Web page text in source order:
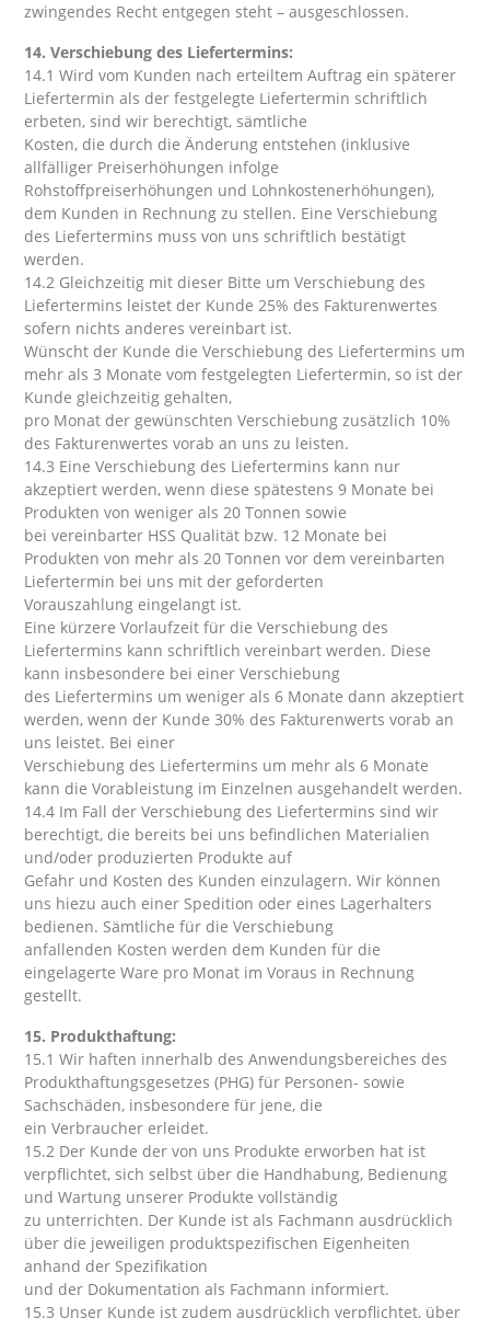
zwingendes Recht entgegen steht – ausgeschlossen.
14. Verschiebung des Liefertermins:
14.1 Wird vom Kunden nach erteiltem Auftrag ein späterer
Liefertermin als der festgelegte Liefertermin schriftlich
erbeten, sind wir berechtigt, sämtliche
Kosten, die durch die Änderung entstehen (inklusive
allfälliger Preiserhöhungen infolge
Rohstoffpreiserhöhungen und Lohnkostenerhöhungen),
dem Kunden in Rechnung zu stellen. Eine Verschiebung
des Liefertermins muss von uns schriftlich bestätigt
werden.
14.2 Gleichzeitig mit dieser Bitte um Verschiebung des
Liefertermins leistet der Kunde 25% des Fakturenwertes
sofern nichts anderes vereinbart ist.
Wünscht der Kunde die Verschiebung des Liefertermins um
mehr als 3 Monate vom festgelegten Liefertermin, so ist der
Kunde gleichzeitig gehalten,
pro Monat der gewünschten Verschiebung zusätzlich 10%
des Fakturenwertes vorab an uns zu leisten.
14.3 Eine Verschiebung des Liefertermins kann nur
akzeptiert werden, wenn diese spätestens 9 Monate bei
Produkten von weniger als 20 Tonnen sowie
bei vereinbarter HSS Qualität bzw. 12 Monate bei
Produkten von mehr als 20 Tonnen vor dem vereinbarten
Liefertermin bei uns mit der geforderten
Vorauszahlung eingelangt ist.
Eine kürzere Vorlaufzeit für die Verschiebung des
Liefertermins kann schriftlich vereinbart werden. Diese
kann insbesondere bei einer Verschiebung
des Liefertermins um weniger als 6 Monate dann akzeptiert
werden, wenn der Kunde 30% des Fakturenwerts vorab an
uns leistet. Bei einer
Verschiebung des Liefertermins um mehr als 6 Monate
kann die Vorableistung im Einzelnen ausgehandelt werden.
14.4 Im Fall der Verschiebung des Liefertermins sind wir
berechtigt, die bereits bei uns befindlichen Materialien
und/oder produzierten Produkte auf
Gefahr und Kosten des Kunden einzulagern. Wir können
uns hiezu auch einer Spedition oder eines Lagerhalters
bedienen. Sämtliche für die Verschiebung
anfallenden Kosten werden dem Kunden für die
eingelagerte Ware pro Monat im Voraus in Rechnung
gestellt.
15. Produkthaftung:
15.1 Wir haften innerhalb des Anwendungsbereiches des
Produkthaftungsgesetzes (PHG) für Personen- sowie
Sachschäden, insbesondere für jene, die
ein Verbraucher erleidet.
15.2 Der Kunde der von uns Produkte erworben hat ist
verpflichtet, sich selbst über die Handhabung, Bedienung
und Wartung unserer Produkte vollständig
zu unterrichten. Der Kunde ist als Fachmann ausdrücklich
über die jeweiligen produktspezifischen Eigenheiten
anhand der Spezifikation
und der Dokumentation als Fachmann informiert.
15.3 Unser Kunde ist zudem ausdrücklich verpflichtet, über